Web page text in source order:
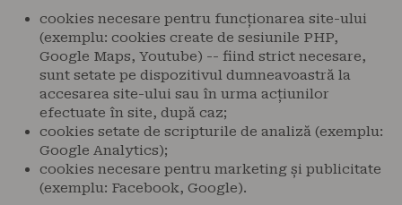
cookies necesare pentru funcționarea site-ului
(exemplu: cookies create de sesiunile PHP,
Google Maps, Youtube) -- fiind strict necesare,
sunt setate pe dispozitivul dumneavoastră la
accesarea site-ului sau în urma acțiunilor
efectuate în site, după caz;
cookies setate de scripturile de analiză (exemplu:
Google Analytics);
cookies necesare pentru marketing și publicitate
(exemplu: Facebook, Google).